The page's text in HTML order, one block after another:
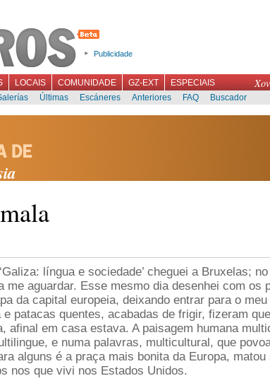
Publicidade
LOCAIS COMUNIDADE GZ-EXT
ESPECIAIS
Últimas Escáneres Anteriores FAQ Buscador
língua e sociedade’ cheguei a Bruxelas;
me aguardar. Esse mesmo dia desenhei com os
da capital europeia, deixando entrar para o
patacas quentes, acabadas de frigir, fizeram
afinal em casa estava. A paisagem humana
e numa palavras, multicultural, que
alguns é a praça mais bonita da Europa, matou
nos que vivi nos Estados Unidos.